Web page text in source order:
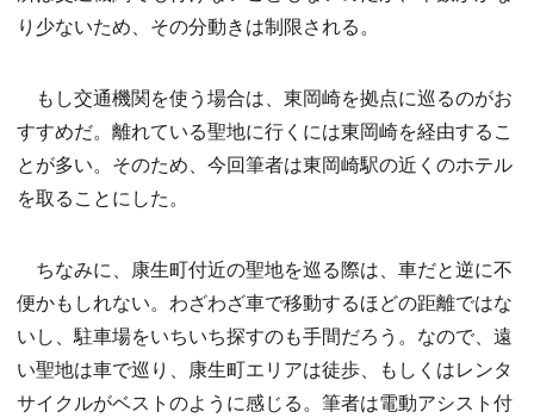
り少ないため、その分動きは制限される。
もし交通機関を使う場合は、東岡崎を拠点に巡るのがお
すすめだ。離れている聖地に行くには東岡崎を経由するこ
とが多い。そのため、今回筆者は東岡崎駅の近くのホテル
を取ることにした。
ちなみに、康生町付近の聖地を巡る際は、車だと逆に不
便かもしれない。わざわざ車で移動するほどの距離ではな
いし、駐車場をいちいち探すのも手間だろう。なので、遠
い聖地は車で巡り、康生町エリアは徒歩、もしくはレンタ
サイクルがベストのように感じる。筆者は電動アシスト付